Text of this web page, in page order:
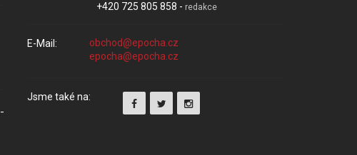
+420 725 805 858 - redakce
E-Mail:
Jsme také na: